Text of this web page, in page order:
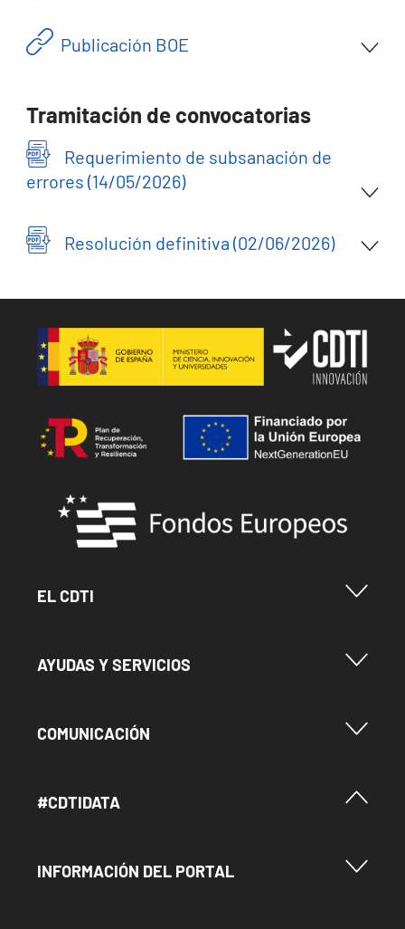
Publicación BOE
Tramitación de convocatorias
Requerimiento de subsanación de
errores (14/05/2026)
Resolución definitiva (02/06/2026)
Image
Image
Menu Footer Cdti
EL CDTI
Menu Footer Ayudas y Servicios
AYUDAS Y SERVICIOS
Menu Footer Comunicación
COMUNICACIÓN
Menú Footer #Cdtidata
#CDTIDATA
Menu Footer Información del Portal
INFORMACIÓN DEL PORTAL